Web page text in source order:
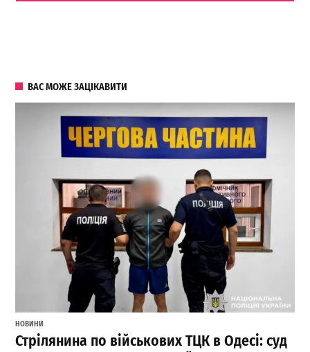
ВАС МОЖЕ ЗАЦІКАВИТИ
НОВИНИ
Стрілянина по військових ТЦК в Одесі: суд